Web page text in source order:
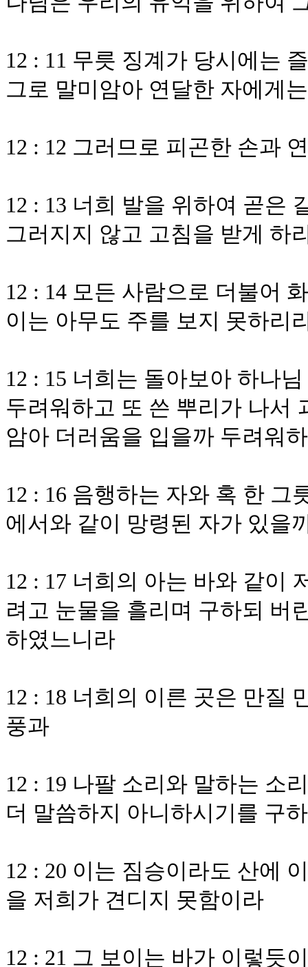
12 : 11 무릇 징계가 당시에는
그로 말미암아 연달한 자에게
12 : 12 그러므로 피곤한 손과
12 : 13 너희 발을 위하여 곧은
그러지지 않고 고침을 받게 하
12 : 14 모든 사람으로 더불어
이는 아무도 주를 보지 못하리
12 : 15 너희는 돌아보아 하나
두려워하고 또 쓴 뿌리가 나서
암아 더러움을 입을까 두려워
12 : 16 음행하는 자와 혹 한 그
에서와 같이 망령된 자가 있을
12 : 17 너희의 아는 바와 같이
려고 눈물을 흘리며 구하되 버
하였느니라
12 : 18 너희의 이른 곳은 만질
풍과
12 : 19 나팔 소리와 말하는 소
더 말씀하지 아니하시기를 구
12 : 20 이는 짐승이라도 산에
을 저희가 견디지 못함이라
12 : 21 그 보이는 바가 이렇듯